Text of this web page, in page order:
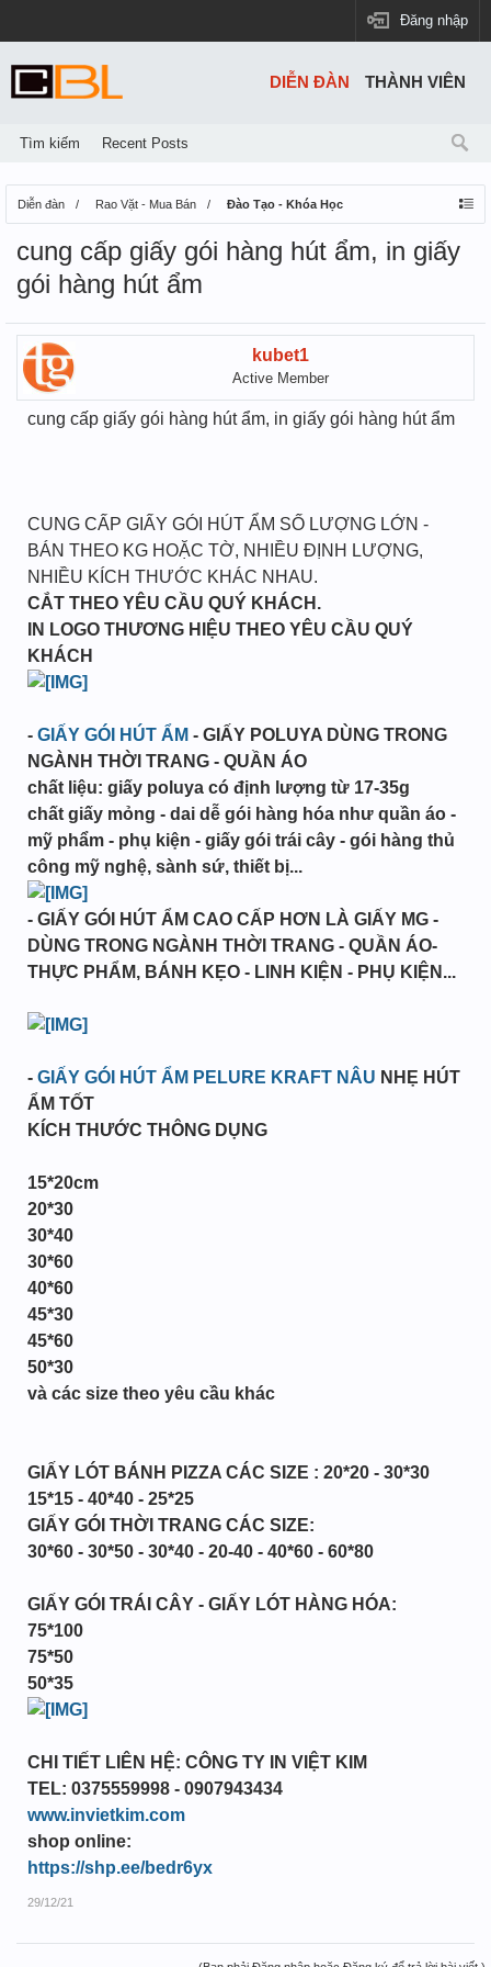
Đăng nhập
Diễn đàn Rao Vặt - Mua Bán Đào Tạo - Khóa Học
cung cấp giấy gói hàng hút ẩm, in giấy
gói hàng hút ẩm
kubet1
Active Member
cung cấp giấy gói hàng hút ẩm, in giấy gói hàng hút ẩm
CUNG CẤP GIẤY GÓI HÚT ẨM SỐ LƯỢNG LỚN -
BÁN THEO KG HOẶC TỜ, NHIỀU ĐỊNH LƯỢNG,
NHIỀU KÍCH THƯỚC KHÁC NHAU.
CẮT THEO YÊU CẦU QUÝ KHÁCH.
IN LOGO THƯƠNG HIỆU THEO YÊU CẦU QUÝ
KHÁCH
- GIẤY GÓI HÚT ẨM - GIẤY POLUYA DÙNG TRONG
NGÀNH THỜI TRANG - QUẦN ÁO
chất liệu: giấy poluya có định lượng từ 17-35g
chất giấy mỏng - dai dễ gói hàng hóa như quần áo -
mỹ phẩm - phụ kiện - giấy gói trái cây - gói hàng thủ
công mỹ nghệ, sành sứ, thiết bị...
- GIẤY GÓI HÚT ẨM CAO CẤP HƠN LÀ GIẤY MG -
DÙNG TRONG NGÀNH THỜI TRANG - QUẦN ÁO-
THỰC PHẨM, BÁNH KẸO - LINH KIỆN - PHỤ KIỆN...
- GIẤY GÓI HÚT ẨM PELURE KRAFT NÂU NHẸ HÚT
ẨM TỐT
KÍCH THƯỚC THÔNG DỤNG
15*20cm
20*30
30*40
30*60
40*60
45*30
45*60
50*30
và các size theo yêu cầu khác
GIẤY LÓT BÁNH PIZZA CÁC SIZE : 20*20 - 30*30
15*15 - 40*40 - 25*25
GIẤY GÓI THỜI TRANG CÁC SIZE:
30*60 - 30*50 - 30*40 - 20-40 - 40*60 - 60*80
GIẤY GÓI TRÁI CÂY - GIẤY LÓT HÀNG HÓA:
75*100
75*50
50*35
CHI TIẾT LIÊN HỆ: CÔNG TY IN VIỆT KIM
TEL: 0375559998 - 0907943434
www.invietkim.com
shop online:
https://shp.ee/bedr6yx
29/12/21
DIỄN ĐÀN
Tìm kiếm Recent Posts
THÀNH VIÊN